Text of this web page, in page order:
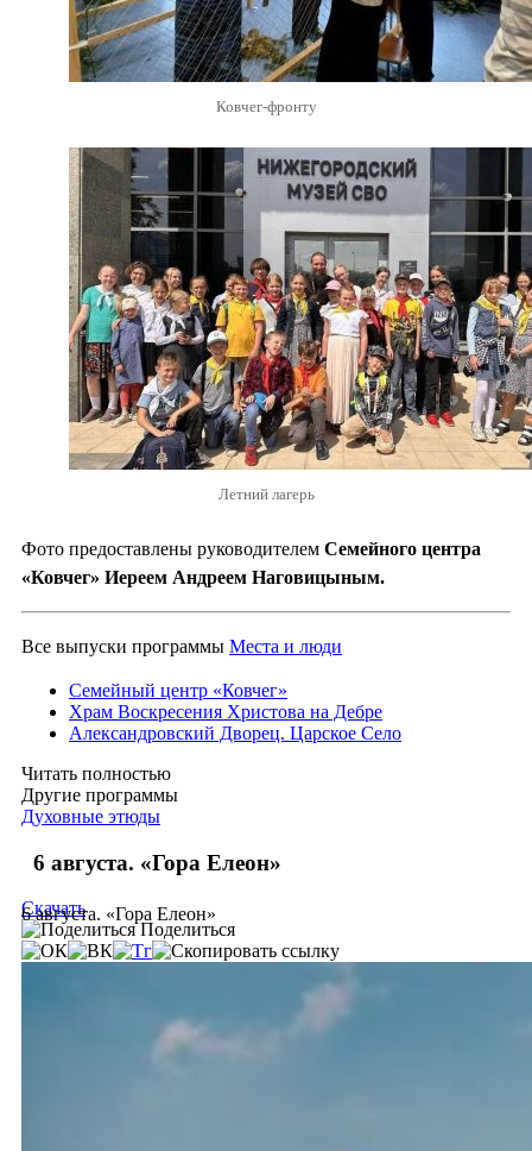
Ковчег-фронту
Летний лагерь
Фото предоставлены руководителем Семейного центра
«Ковчег» Иереем Андреем Наговицыным.
Все выпуски программы Места и люди
Семейный центр «Ковчег»
Храм Воскресения Христова на Дебре
Александровский Дворец. Царское Село
Читать полностью
Другие программы
Духовные этюды
6 августа. «Гора Елеон»
6 августа. «Гора Елеон»
Скачать
Поделиться